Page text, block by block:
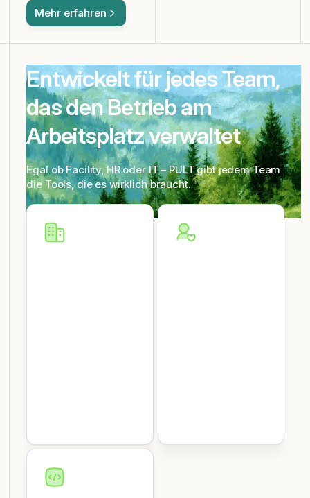
Mehr erfahren
Entwickelt für jedes Team,
das den Betrieb am
Arbeitsplatz verwaltet
Egal ob Facility, HR oder IT – PULT gibt jedem Team
die Tools, die es wirklich braucht.